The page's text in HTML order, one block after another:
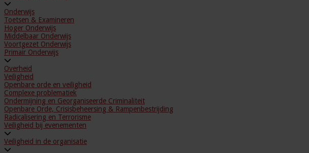
Onderwijs
Toetsen & Examineren
Hoger Onderwijs
Middelbaar Onderwijs
Voortgezet Onderwijs
Primair Onderwijs
Overheid
Veiligheid
Openbare orde en veiligheid
Complexe problematiek
Ondermijning en Georganiseerde Criminaliteit
Openbare Orde, Crisisbeheersing & Rampenbestrijding
Radicalisering en Terrorisme
Veiligheid bij evenementen
Veiligheid in de organisatie